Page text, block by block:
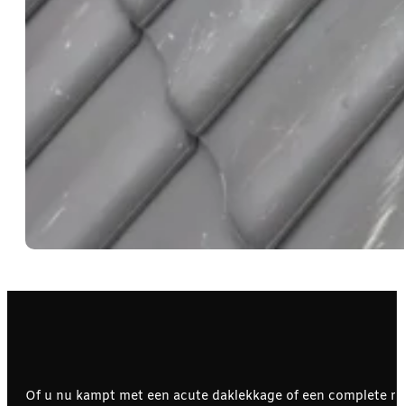
Of u nu kampt met een acute daklekkage of een complete